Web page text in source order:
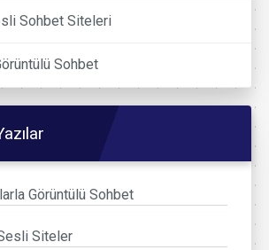
Sohbet Siteleri
Sohbet
Görüntülü Sohbet
Siteler